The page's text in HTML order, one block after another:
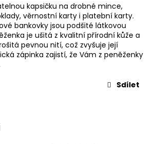
kapsičku na drobné mince,
věrnostní karty i platební karty.
bankovky jsou podšité látkovou
je ušitá z kvalitní přírodní kůže a
pevnou nití, což zvyšuje její
zápinka zajistí, že Vám z peněženky
Sdílet